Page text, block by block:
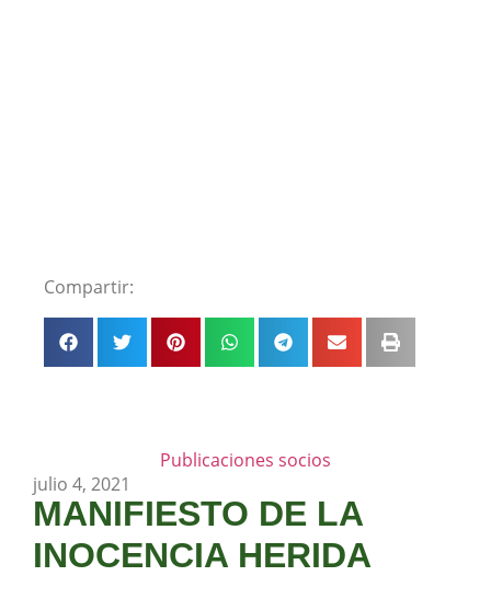
Publicaciones socios
julio 4, 2021
MANIFIESTO DE LA
INOCENCIA HERIDA
Compartir: